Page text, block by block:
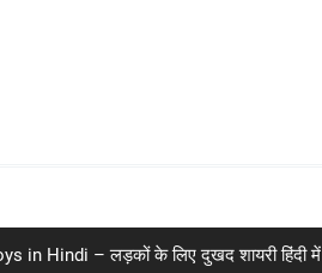
in Hindi – लड़कों के लिए दुखद शायरी हिंदी में